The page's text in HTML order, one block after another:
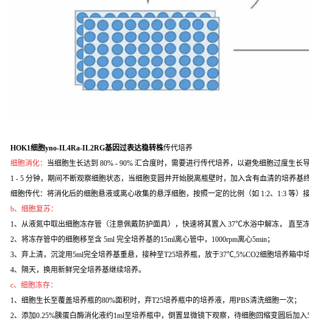
HOK1细胞yno-IL4Ra-IL2RG基因过表达稳转株传代培养
细胞消化： 当细胞生长达到 80% - 90% 汇合度时，需要进行传代培养，以避免细胞过度生
1 - 5 分钟，期间不断观察细胞状态，当细胞变圆并开始脱离瓶壁时，加入含有血清的培养
细胞传代：将消化后的细胞悬液或离心收集的悬浮细胞，按照一定的比例（如 1:2、1:3 等）
b、细胞复苏：
1、从液氮中取出细胞冻存管（注意佩戴防护面具），快速将其置入 37℃水浴中解冻， 直至
2、将冻存管中的细胞移至含 5ml 完全培养基的15ml离心管中，1000rpm离心5min；
3、弃上清，沉淀用5ml完全培养基重悬，接种至T25培养瓶，放于37℃,5%CO2细胞培养箱中培
4、隔天，换用新鲜完全培养基继续培养。
c、细胞冻存：
1、细胞生长至覆盖培养瓶的80%面积时，弃T25培养瓶中的培养液，用PBS清洗细胞一次；
2、添加0.25%胰蛋白酶消化液约1ml至培养瓶中，倒置显微镜下观察，待细胞回缩变圆后加